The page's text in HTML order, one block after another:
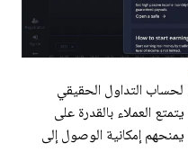
التداول الحقيقي
العملاء بالقدرة على
يمنحهم إمكانية الوصول إلى